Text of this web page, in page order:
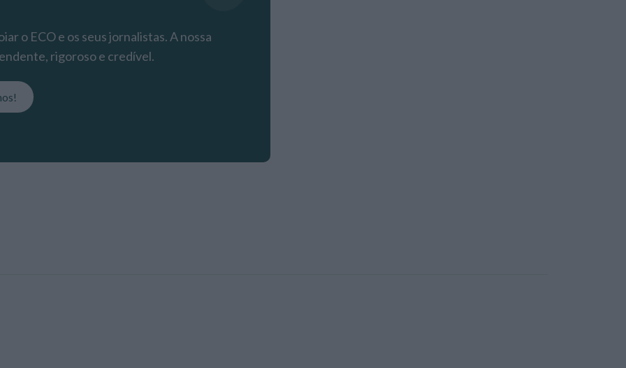
o ECO e os seus jornalistas. A nossa
rigoroso e credível.